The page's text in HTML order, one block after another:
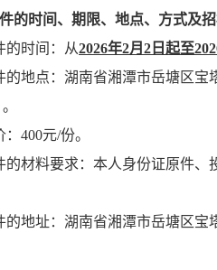
的时间、期限、地点、方式及
的时间：从2026年2月 2 日起至202
的地点：湖南省湘潭市岳塘区宝
。
400元/份。
的材料要求：本人身份证原件
的地址：湖南省湘潭市岳塘区宝